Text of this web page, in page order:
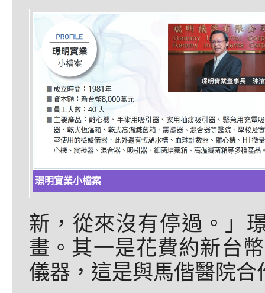
璟明實業小檔案
新，從來沒有停過。」
畫。其一是花費約新台
儀器，這是與馬偕醫院合